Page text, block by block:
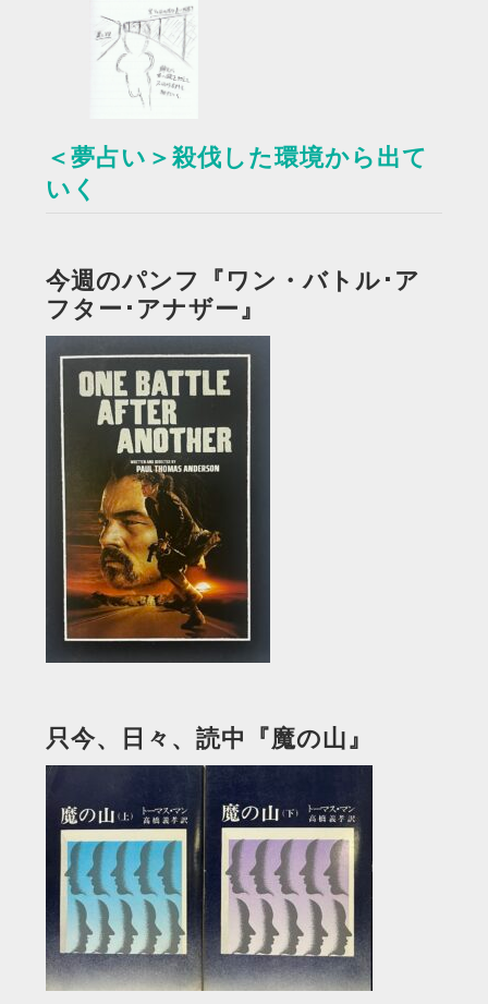
＜夢占い＞殺伐した環境から出て
いく
今週のパンフ『ワン・バトル･ア
フター･アナザー』
只今、日々、読中『魔の山』